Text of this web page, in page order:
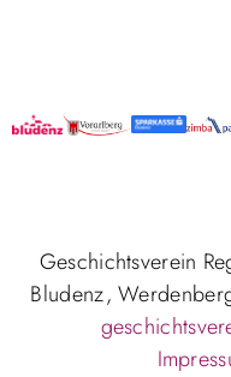
Geschichtsverein
Bludenz,